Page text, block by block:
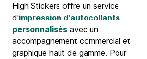
High Stickers offre un service
d'impression d'autocollants
personnalisés avec un
accompagnement commercial et
graphique haut de gamme. Pour